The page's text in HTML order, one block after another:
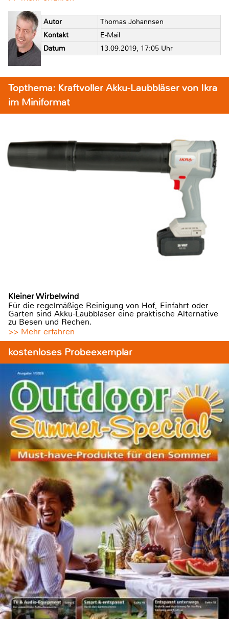
Autor
Thomas Johannsen
Kontakt
E-Mail
Datum
13.09.2019, 17:05 Uhr
Topthema: Kraftvoller Akku-Laubbläser von Ikra
im Miniformat
Kleiner Wirbelwind
Für die regelmäßige Reinigung von Hof, Einfahrt oder
Garten sind Akku-Laubbläser eine praktische Alternative
zu Besen und Rechen.
>> Mehr erfahren
kostenloses Probeexemplar